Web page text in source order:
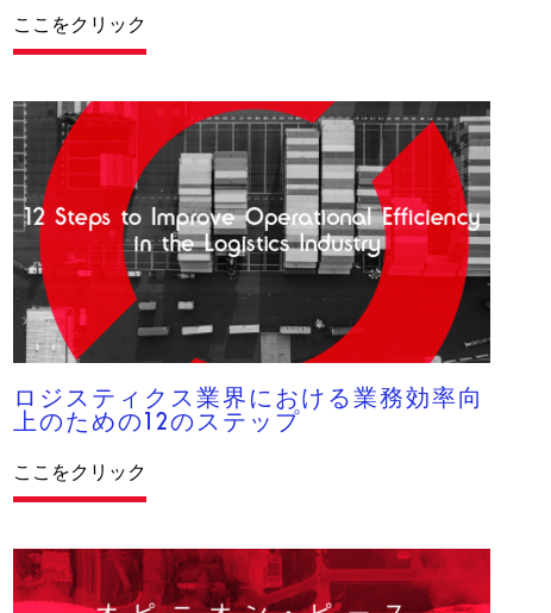
ここをクリック
ロジスティクス業界における業務効率向
上のための12のステップ
ここをクリック